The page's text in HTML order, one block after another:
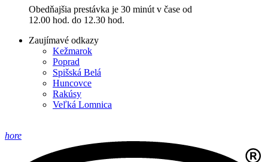
Obedňajšia prestávka je 30 minút v čase od
12.00 hod. do 12.30 hod.
Zaujímavé odkazy
Kežmarok
Poprad
Spišská Belá
Huncovce
Rakúsy
Veľká Lomnica
hore